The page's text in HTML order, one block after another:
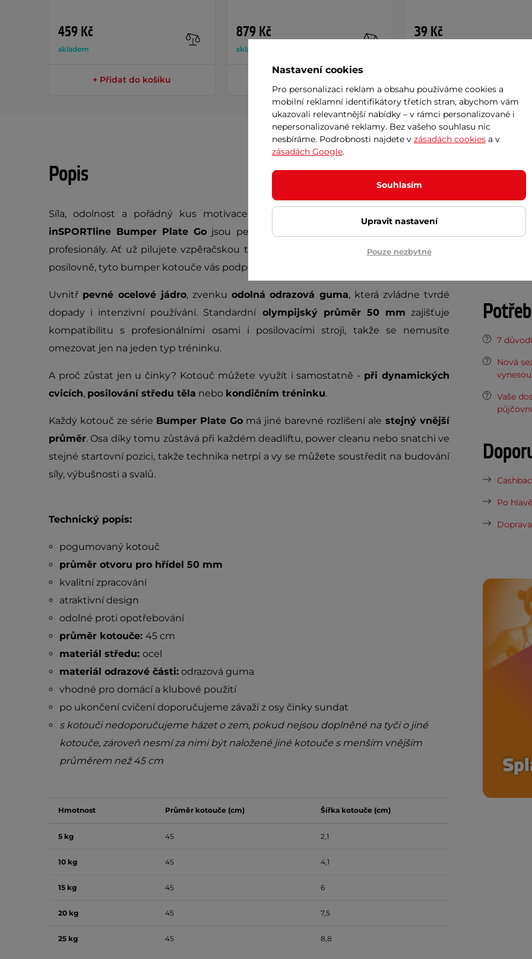
459 Kč
skladem
+ Přidat do košíku
879 Kč
skladem
39 Kč
Popis
Síla, odolnost a pořádný kus motivace v těchto kotoučích.
inSPORTline Bumper Plate Go jsou perfektní výbavou pro všechny nadšence i
profesionály. Ať už pilujete vzpěračskou techniku nebo si dáváte do těla v domácí
posilovně, tyto bumper kotouče vás podpoří při každém opakování.
Uvnitř pevné ocelové jádro, zvenku odolná odrazová guma, která zvládne tvrdé
dopady i intenzivní používání. Standardníolympijský průměr 50 mm zajišťuje
kompatibilitu s profesionálními osami i posilovacími stroji, takže se nemusíte
omezovat jen na jeden typ tréninku.
A proč zůstat jen u činky? Kotouč můžete využít i samostatně - při dynamických
cvicích, posilování středu těla nebo kondičním tréninku.
Každý kotouč ze série Bumper Plate Go má jiné barevné rozlišení ale stejný vnější
průměr. Osa díky tomu zůstává při každém deadliftu, power cleanu nebo snatchi ve
stejné startovní pozici, takže technika netrpí a vy se můžete soustředit na budování
síly, výbušnosti a svalů.
Technický popis:
pogumovaný kotouč
průměr otvoru pro hřídel 50 mm
kvalitní zpracování
atraktivní design
odolné proti opotřebování
průměr kotouče: 45 cm
materiál středu: ocel
materiál odrazové části:odrazová guma
vhodné pro domácí a klubové použití
po ukončení cvičení doporučujeme závaží z osy činky sundat
s kotouči nedoporučujeme házet o zem, pokud nejsou doplněné na tyči o jiné
kotouče, zároveň nesmí za nimi být naložené jiné kotouče s menším vnějším
průměrem než 45 cm
Hmotnost Průměr kotouče (cm) Šířka kotouče (cm)
5 kg 45 2,1
10 kg 45 4,1
15 kg 45 6
20 kg 45 7,5
25 kg 45 8,8
Povrchová
7
Nová
Vaše
Po
Nastavení cookies
Pro personalizaci reklam a obsahu používáme cookies a
mobilní reklamní identifikátory třetích stran, abychom vám
ukazovali relevantnější nabídky – v rámci personalizované i
nepersonalizované reklamy. Bez vašeho souhlasu nic
nesbíráme. Podrobnosti najdete v zásadách cookies a v
zásadách Google.
Souhlasím
Upravit nastavení
Pouze nezbytné